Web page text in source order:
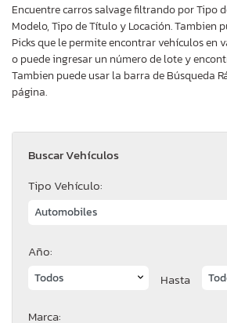
Encuentre carros salvage filtrando por Tipo
Modelo, Tipo de Título y Locación. Tambien
Picks que le permite encontrar vehículos en
o puede ingresar un número de lote y
Tambien puede usar la barra de Búsqueda
página.
Buscar Vehículos
Tipo Vehículo:
Año:
Hasta
Marca: